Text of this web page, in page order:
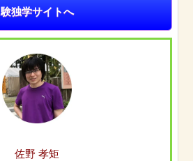
験独学サイトへ
佐野 孝矩